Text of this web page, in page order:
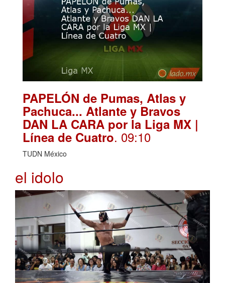
PAPELÓN de Pumas, Atlas y
Pachuca... Atlante y Bravos
DAN LA CARA por la Liga MX |
Línea de Cuatro. 09:10
TUDN México
el idolo